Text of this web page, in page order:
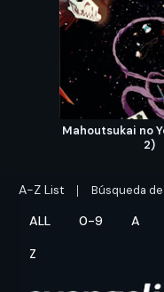
Mahoutsukai no
2)
A-Z List Búsqueda
ALL 0-9 A
Z